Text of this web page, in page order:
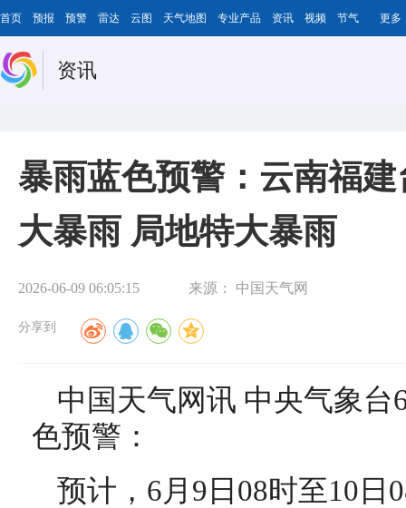
首页 预报 预警 雷达 云图 天气地图 专业产品 资讯 视频 节气 更多
资讯
暴雨蓝色预警：云南福
大暴雨 局地特大暴雨
2026-06-09 06:05:15 来源： 中国天气网
分享到
中国天气网讯 中央气象台
色预警：
预计，6月9日08时至10日